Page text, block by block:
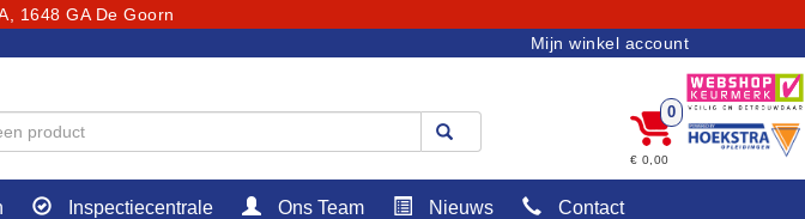
1648 GA De Goorn
Mijn winkel account
0
€ 0,00
Inspectiecentrale Ons Team Nieuws Contact